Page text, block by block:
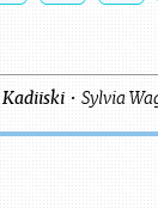
Kadiiski • Sylvia